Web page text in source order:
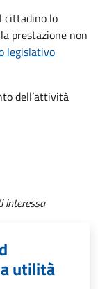
cittadino lo
prestazione non
legislativo
dell’attività
interessa
utilità